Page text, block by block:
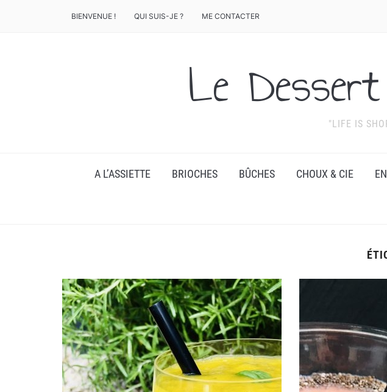
BIENVENUE ! QUI SUIS-JE ? ME CONTACTER
Le
"LIFE IS
A L’ASSIETTE BRIOCHES BÛCHES CHOUX & CIE